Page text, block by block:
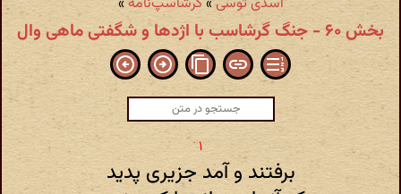
بخش ۶۰ - جنگ گرشاسب با اژدها و شگفتی ماهی وال
برفتند و آمد جزیری پدید